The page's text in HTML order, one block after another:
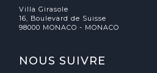
Villa Girasole
16, Boulevard de Suisse
98000 MONACO - MONACO
NOUS SUIVRE